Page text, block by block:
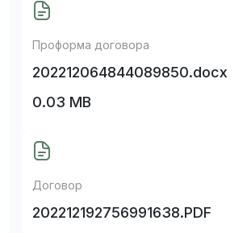
Проформа договора
202212064844089850.docx
0.03 MB
Договор
202212192756991638.PDF